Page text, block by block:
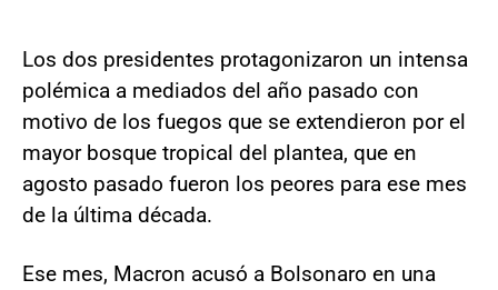
Los dos presidentes protagonizaron un intensa
polémica a mediados del año pasado con
motivo de los fuegos que se extendieron por el
mayor bosque tropical del plantea, que en
agosto pasado fueron los peores para ese mes
de la última década.
Ese mes, Macron acusó a Bolsonaro en una